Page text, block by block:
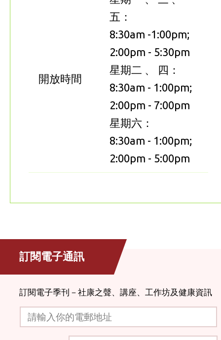
開放時間
五：
8:30am -1:00pm;
2:00pm - 5:30pm
星期二 、 四：
8:30am - 1:00pm;
2:00pm - 7:00pm
星期六：
8:30am - 1:00pm;
2:00pm - 5:00pm
訂閱電子通訊
訂閱電子季刊－社康之聲、講座、工作坊及健康資訊
請輸入你的電郵地址
驗證碼